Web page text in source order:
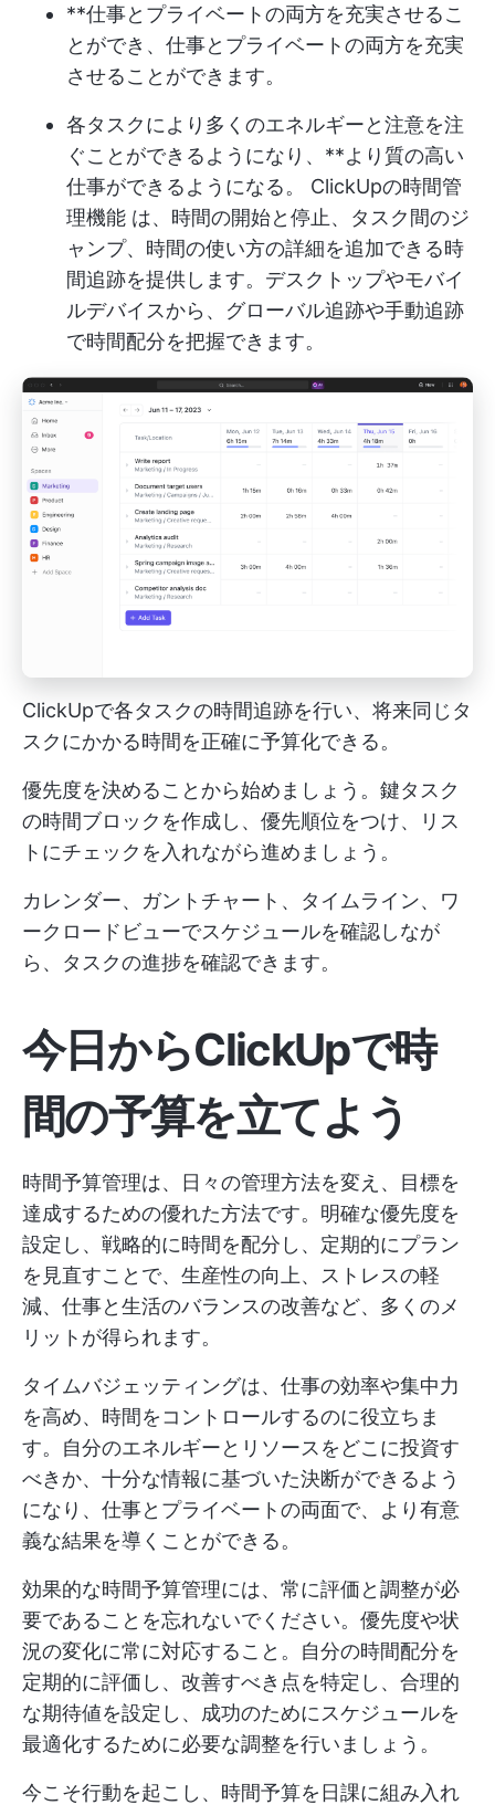
**仕事とプライベートの両方を充実させるこ
とができ、仕事とプライベートの両方を充実
させることができます。
各タスクにより多くのエネルギーと注意を注
ぐことができるようになり、**より質の高い
仕事ができるようになる。 ClickUpの時間管
理機能 は、時間の開始と停止、タスク間のジ
ャンプ、時間の使い方の詳細を追加できる時
間追跡を提供します。デスクトップやモバイ
ルデバイスから、グローバル追跡や手動追跡
で時間配分を把握できます。
ClickUpで各タスクの時間追跡を行い、将来同じタ
スクにかかる時間を正確に予算化できる。
優先度を決めることから始めましょう。鍵タスク
の時間ブロックを作成し、優先順位をつけ、リス
トにチェックを入れながら進めましょう。
カレンダー、ガントチャート、タイムライン、ワ
ークロードビューでスケジュールを確認しなが
ら、タスクの進捗を確認できます。
今日からClickUpで時
間の予算を立てよう
時間予算管理は、日々の管理方法を変え、目標を
達成するための優れた方法です。明確な優先度を
設定し、戦略的に時間を配分し、定期的にプラン
を見直すことで、生産性の向上、ストレスの軽
減、仕事と生活のバランスの改善など、多くのメ
リットが得られます。
タイムバジェッティングは、仕事の効率や集中力
を高め、時間をコントロールするのに役立ちま
す。自分のエネルギーとリソースをどこに投資す
べきか、十分な情報に基づいた決断ができるよう
になり、仕事とプライベートの両面で、より有意
義な結果を導くことができる。
効果的な時間予算管理には、常に評価と調整が必
要であることを忘れないでください。優先度や状
況の変化に常に対応すること。自分の時間配分を
定期的に評価し、改善すべき点を特定し、合理的
な期待値を設定し、成功のためにスケジュールを
最適化するために必要な調整を行いましょう。
今こそ行動を起こし、時間予算を日課に組み入れ